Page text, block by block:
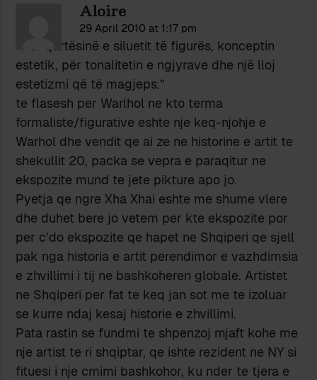
Aloire
29 April 2010 at 1:17 pm
“Për qartësinë e siluetit të figurës, konceptin
estetik, për tonalitetin e ngjyrave dhe një lloj
estetizmi që të magjeps.”
te flasesh per Warlhol ne kto terma
formaliste/figurative eshte nje keq-njohje e
Warhol dhe vendit qe ai ze ne historine e artit te
shekullit 20, packa se vepra e paraqitur ne
ekspozite mund te jete pikture apo jo.
Pyetja qe ngre Xha Xhai eshte me shume vlere
dhe duhet bere jo vetem per kte ekspozite por
per c’do ekspozite qe hapet ne Shqiperi qe sjell
pak nga historia e artit perendimor e vazhdimsia
e zhvillimi i tij ne bashkoheren globale. Artistet
ne Shqiperi per fat te keq jan sot me te izoluar
se kurre ndaj kesaj historie e zhvillimi.
Pata rastin se fundmi te shpenzoj mjaft kohe me
nje artist te ri shqiptar, qe ishte rezident ne NY si
fituesi i nje cmimi bashkohor, ku nder te tjera e